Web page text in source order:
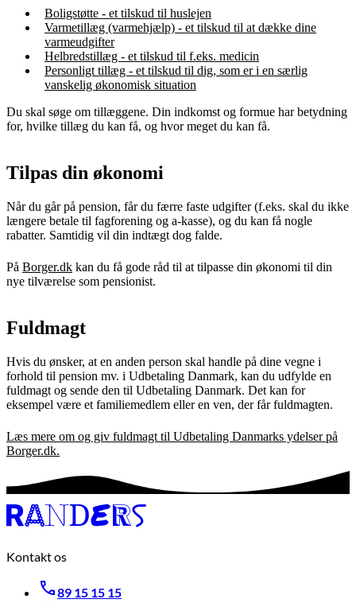
Boligstøtte - et tilskud til huslejen
Varmetillæg (varmehjælp) - et tilskud til at dække dine
varmeudgifter
Helbredstillæg - et tilskud til f.eks. medicin
Personligt tillæg - et tilskud til dig, som er i en særlig
vanskelig økonomisk situation
Du skal søge om tillæggene. Din indkomst og formue har betydning
for, hvilke tillæg du kan få, og hvor meget du kan få.
Tilpas din økonomi
Når du går på pension, får du færre faste udgifter (f.eks. skal du ikke
længere betale til fagforening og a-kasse), og du kan få nogle
rabatter. Samtidig vil din indtægt dog falde.
På Borger.dk kan du få gode råd til at tilpasse din økonomi til din
nye tilværelse som pensionist.
Fuldmagt
Hvis du ønsker, at en anden person skal handle på dine vegne i
forhold til pension mv. i Udbetaling Danmark, kan du udfylde en
fuldmagt og sende den til Udbetaling Danmark. Det kan for
eksempel være et familiemedlem eller en ven, der får fuldmagten.
Læs mere om og giv fuldmagt til Udbetaling Danmarks ydelser på
Borger.dk.
Kontakt os
89 15 15 15